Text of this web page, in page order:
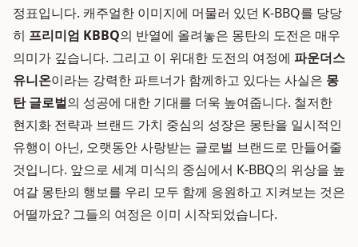
정표입니다. 캐주얼한 이미지에 머물러 있던 K-BBQ를 당당
히 프리미엄 KBBQ의 반열에 올려놓은 몽탄의 도전은 매우
의미가 깊습니다. 그리고 이 위대한 도전의 여정에 파운더스
유니온이라는 강력한 파트너가 함께하고 있다는 사실은 몽
탄 글로벌의 성공에 대한 기대를 더욱 높여줍니다. 철저한
현지화 전략과 브랜드 가치 중심의 성장은 몽탄을 일시적인
유행이 아닌, 오랫동안 사랑받는 글로벌 브랜드로 만들어줄
것입니다. 앞으로 세계 미식의 중심에서 K-BBQ의 위상을 높
여갈 몽탄의 행보를 우리 모두 함께 응원하고 지켜보는 것은
어떨까요? 그들의 여정은 이미 시작되었습니다.